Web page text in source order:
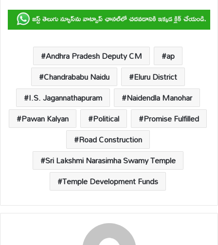
at
s
A
p
p
e
b
o
o
k
ailp
y
Li
n
k
e
a
d
s
ar
e
Andhra Pradesh Deputy CM
ap
Chandrababu Naidu
Eluru District
I.S. Jagannathapuram
Naidendla Manohar
Pawan Kalyan
Political
Promise Fulfilled
Road Construction
Sri Lakshmi Narasimha Swamy Temple
Temple Development Funds